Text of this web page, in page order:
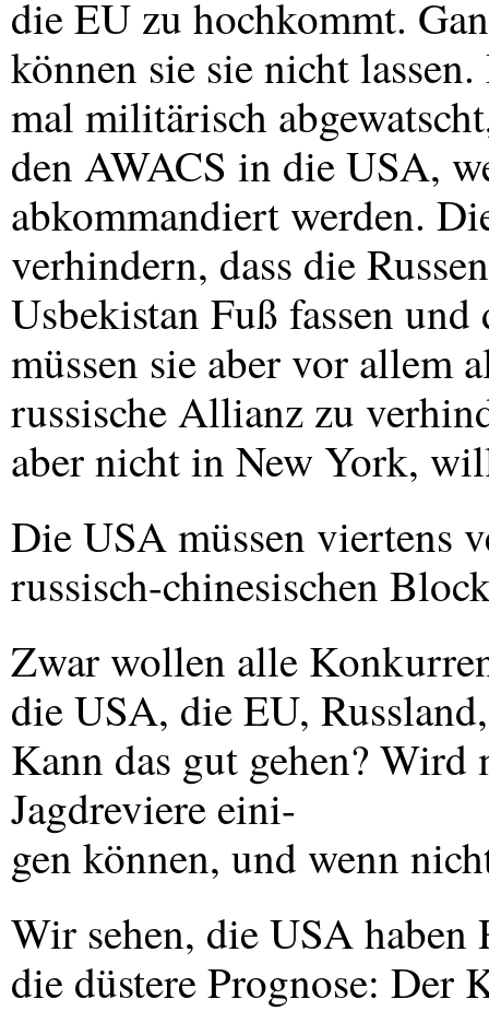
die EU zu hochkommt.
können sie sie nicht
mal militärisch
den AWACS in dieUSA,
abkommandiert werden.
verhindern, dass die
Usbekistan Fuß fassen
müssen sie aber vor allem
russische Allianz zu
aber nicht in New York,
DieUSAmüssen viertens
russisch-chinesischen
Zwar wollen alle
dieUSA, die EU,
Kann das gut gehen? Wird
Jagdreviere eini-
gen können, und wenn
Wir sehen, dieUSAhaben
die düstere Prognose: